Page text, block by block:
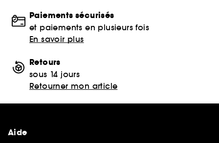
Paiements sécurisés
et paiements en plusieurs fois
En savoir plus
Retours
sous 14 jours
Retourner mon article
Aide